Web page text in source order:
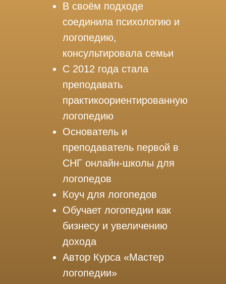
В своём подходе
соединила психологию и
логопедию,
консультировала семьи
С 2012 года стала
преподавать
практикоориентированную
логопедию
Основатель и
преподаватель первой в
СНГ онлайн-школы для
логопедов
Коуч для логопедов
Обучает логопедии как
бизнесу и увеличению
дохода
Автор Курса «Мастер
логопедии»